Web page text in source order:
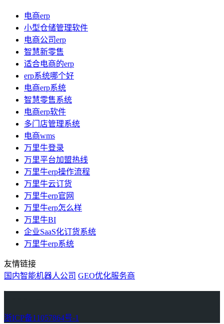
电商erp
小型仓储管理软件
电商公司erp
智慧新零售
适合电商的erp
erp系统哪个好
电商erp系统
智慧零售系统
电商erp软件
多门店管理系统
电商wms
万里牛登录
万里平台加盟热线
万里牛erp操作流程
万里牛云订货
万里牛erp官网
万里牛erp怎么样
万里牛BI
企业SaaS化订货系统
万里牛erp系统
友情链接
国内智能机器人公司 GEO优化服务商
浙ICP备11057864号-1